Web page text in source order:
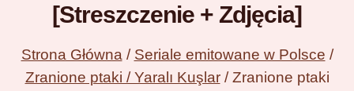
[Streszczenie + Zdjęcia]
Strona Główna / Seriale emitowane w Polsce /
Zranione ptaki / Yaralı Kuşlar / Zranione ptaki